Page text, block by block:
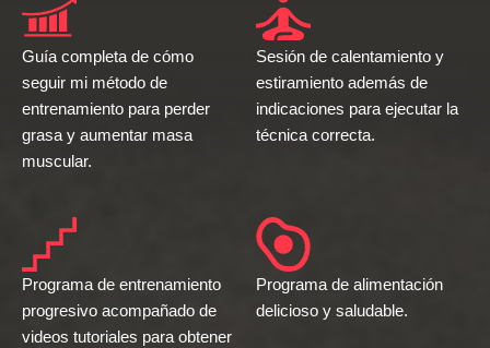
Guía completa de cómo
seguir mi método de
entrenamiento para perder
grasa y aumentar masa
muscular.
Sesión de calentamiento y
estiramiento además de
indicaciones para ejecutar la
técnica correcta.
Programa de entrenamiento
progresivo acompañado de
videos tutoriales para obtener
Programa de alimentación
delicioso y saludable.